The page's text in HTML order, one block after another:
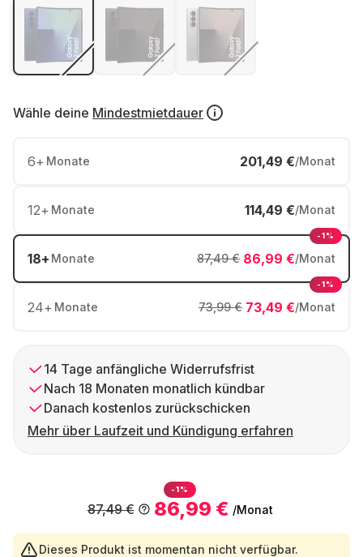
Wähle deine Mindestmietdauer
6+ Monate 201,49 €/Monat
12+ Monate 114,49 €/Monat
18+ Monate 86,99 €/Monat
87,49 €
-1%
24+ Monate 73,49 €/Monat
73,99 €
-1%
14 Tage anfängliche Widerrufsfrist
Nach 18 Monaten monatlich kündbar
Danach kostenlos zurückschicken
Mehr über Laufzeit und Kündigung erfahren
-1%
86,99 € /Monat
87,49 €
Dieses Produkt ist momentan nicht verfügbar.